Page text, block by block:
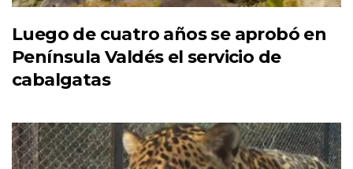
Luego de cuatro años se aprobó en
Península Valdés el servicio de
cabalgatas